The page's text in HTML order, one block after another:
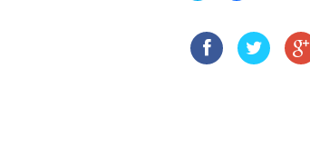
Twitter
(Opens
in
new
Facebook
(Opens
in
new